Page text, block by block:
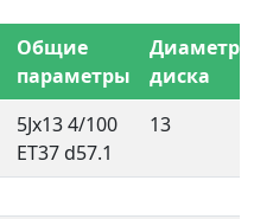
Общие
параметры
Диаметр
диска
5Jx13 4/100
ET37 d57.1
13